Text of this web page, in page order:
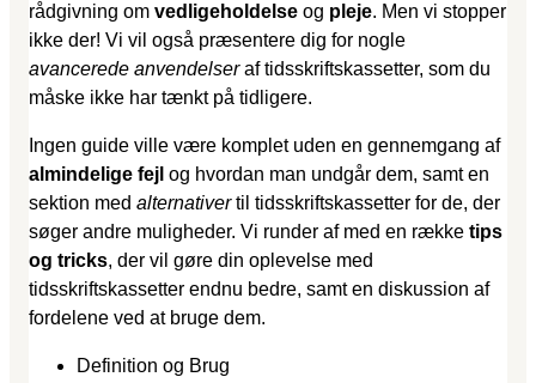
rådgivning om vedligeholdelse og pleje. Men vi stopper
ikke der! Vi vil også præsentere dig for nogle
avancerede anvendelseraf tidsskriftskassetter, som du
måske ikke har tænkt på tidligere.
Ingen guide ville være komplet uden en gennemgang af
almindelige fejl og hvordan man undgår dem, samt en
sektion med alternativertil tidsskriftskassetter for de, der
søger andre muligheder. Vi runder af med en række tips
og tricks, der vil gøre din oplevelse med
tidsskriftskassetter endnu bedre, samt en diskussion af
fordelene ved at bruge dem.
Definition og Brug